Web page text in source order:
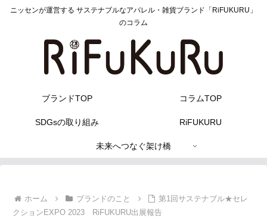
ニッセンが運営する サステナブルなアパレル・雑貨ブランド「RiFUKURU」
のコラム
ブランドTOP コラムTOP
SDGsの取り組み RiFUKURU
未来へつなぐ架け橋
ホーム ブランドのこと
第1回サステナブル★セレ
クションEXPO 2023 RiFUKURU出展報告